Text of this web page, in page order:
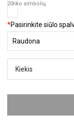
20liko simbolių
*Pasirinkite siūlo
Kiekis